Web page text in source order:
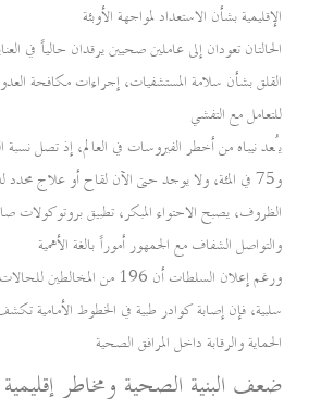
الإقليمية بشأن الاستعداد لمواجهة الأوبئة
الحالتان تعودان إلى عاملين صحيين يرقدان حالياً في
القلق بشأن سلامة المستشفيات، إجراءات مكافحة
للتعامل مع التفشي
و75 في المئة، ولا يوجد حتى الآن لقاح أو علاج
الظروف، يصبح الاحتواء المبكر، تطبيق بروتوكولات
والتواصل الشفاف مع الجمهور أموراً بالغة الأهمية
ورغم إعلان السلطات أن 196 من
سلبية، فإن إصابة كوادر طبية في الخطوط الأمامية
الحماية والرقابة داخل المرافق الصحية
ضعف البنية الصحية ومخاطر إقليمية